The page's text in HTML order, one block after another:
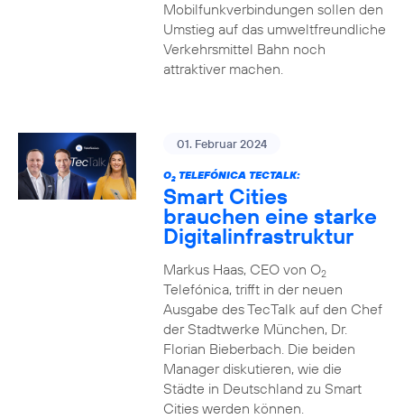
Mobilfunkverbindungen sollen den
Umstieg auf das umweltfreundliche
Verkehrsmittel Bahn noch
attraktiver machen.
01. Februar 2024
O2TELEFÓNICA TECTALK:
Smart Cities
brauchen eine starke
Digitalinfrastruktur
Markus Haas, CEO von O2
Telefónica, trifft in der neuen
Ausgabe des TecTalk auf den Chef
der Stadtwerke München, Dr.
Florian Bieberbach. Die beiden
Manager diskutieren, wie die
Städte in Deutschland zu Smart
Cities werden können.